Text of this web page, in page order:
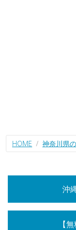
HOME 神奈川県
沖
【